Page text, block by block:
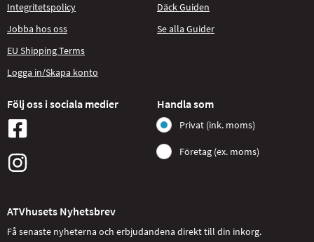
Integritetspolicy
Jobba hos oss
EU Shipping Terms
Logga in/Skapa konto
Däck Guiden
Se alla Guider
Följ oss i sociala medier Handla som
Privat (ink. moms)
Företag (ex. moms)
ATVhusets Nyhetsbrev
Få senaste nyheterna och erbjudandena direkt till din inkorg.